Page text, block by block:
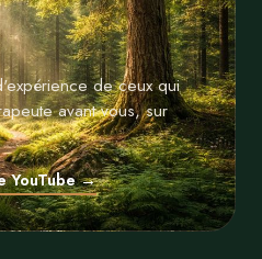
de ceux qui
avant vous, sur
YouTube →